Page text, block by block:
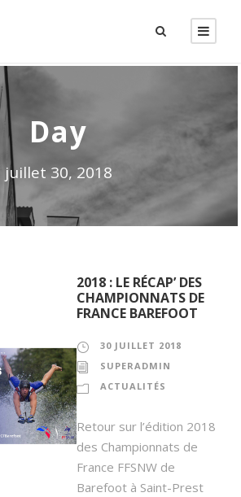
Day
juillet 30, 2018
2018 : LE RÉCAP’ DES
CHAMPIONNATS DE
FRANCE BAREFOOT
30 JUILLET 2018
SUPERADMIN
ACTUALITÉS
Retour sur l’édition 2018
des Championnats de
France FFSNW de
Barefoot à Saint-Prest